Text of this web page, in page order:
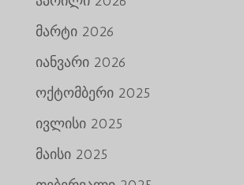
მარტი 2026
იანვარი 2026
ოქტომბერი 2025
ივლისი 2025
მაისი 2025